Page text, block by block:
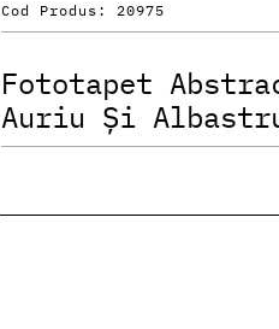
Cod Produs: 20975
Fototapet
Auriu Și